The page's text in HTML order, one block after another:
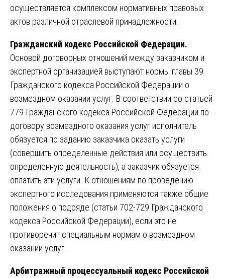
осуществляется комплексом нормативных правовых
актов различной отраслевой принадлежности.
Гражданский кодекс Российской Федерации.
Основой договорных отношений между заказчиком и
экспертной организацией выступают нормы главы 39
Гражданского кодекса Российской Федерации о
возмездном оказании услуг. В соответствии со статьей
779 Гражданского кодекса Российской Федерации по
договору возмездного оказания услуг исполнитель
обязуется по заданию заказчика оказать услуги
(совершить определенные действия или осуществить
определенную деятельность), а заказчик обязуется
оплатить эти услуги. К отношениям по проведению
экспертного исследования применяются также общие
положения о подряде (статьи 702-729 Гражданского
кодекса Российской Федерации), если это не
противоречит специальным нормам о возмездном
оказании услуг.
Арбитражный процессуальный кодекс Российской